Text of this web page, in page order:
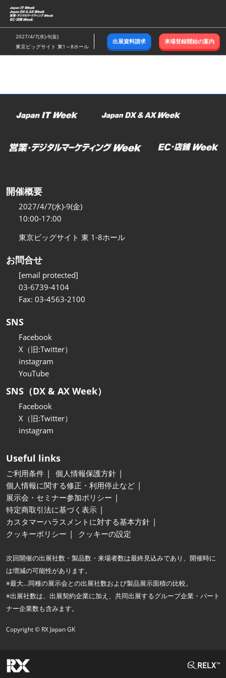
ス
キ
ッ
し
む
2027/4/7(水)-9(金)
東京ビッグサイト 東1～8ホール
出展資料請求 来場登録開始の案内
開催概要
2027/4/7(水)-9(金)
10:00-17:00
東京ビッグサイト 東 1-8ホール
お問合せ
[email protected]
03-6739-4104
Fax: 03-4563-2100
SNS
Facebook
X（旧:Twitter）
instagram
YouTube
SNS（DX & AX Week）
Facebook
X（旧:Twitter）
instagram
Useful links
ご利用条件
個人情報保護方針
個人情報に関する修正・利用停止など
展示会・セミナー参加ポリシー
特定商取引法に基づく表示
カスタマーハラスメントに対する基本方針
クッキーポリシー
クッキーの設定
次回開催の出展社数・製品数・来場者数は最終見込みであり、開催時に
は増減の可能性があります。
※最大…同種の展示会との出展社数および製品展示面積の比較。
※出展社数は、出展契約企業に加え、共同出展するグループ企業・パート
ナー企業数も含みます。
Copyright © RX Japan GK